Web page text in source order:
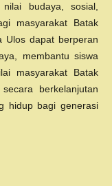
budaya, sosial,
masyarakat Batak
Ulos dapat berperan
membantu siswa
masyarakat Batak
berkelanjutan
hidup bagi generasi